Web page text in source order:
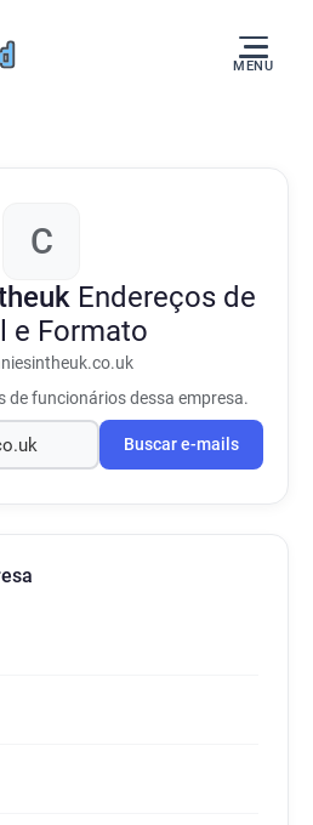
MENU
C
Endereços de
e Formato
de funcionários dessa empresa.
Buscar e-mails